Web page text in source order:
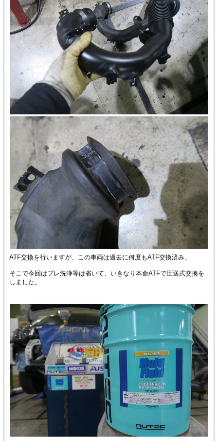
ATF交換を行いますが、この車両は過去に何度もATF交換済み。
そこで今回はプレ洗浄等は省いて、いきなり本命ATFで圧送式交換を
しました。